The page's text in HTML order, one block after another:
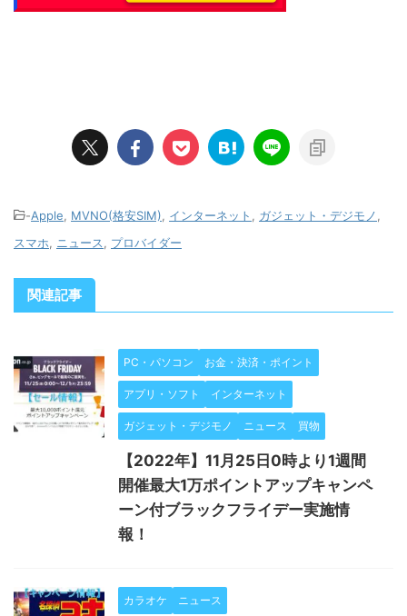
-Apple MVNO(格安SIM) インターネット ガジェット・デジモノ
スマホ
ニュース プロバイダー
関連記事
PC・パソコン お金・決済・ポイント
アプリ・ソフト インターネット
ガジェット・デジモノ ニュース 買物
【2022年】11月25日0時より1週間
開催最大1万ポイントアップキャンペ
ーン付ブラックフライデー実施情
報！
カラオケ ニュース